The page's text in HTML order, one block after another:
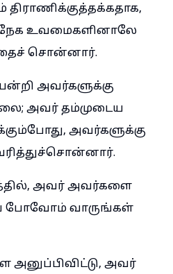
திராணிக்குத்தக்கதாக,
உவமைகளினாலே
சொன்னார்.
அவர்களுக்கு
அவர் தம்முடைய
அவர்களுக்கு
அவர் அவர்களை
போவோம் வாருங்கள்
அவர்